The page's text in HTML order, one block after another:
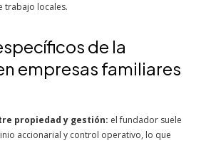
trabajo locales.
de la
empresas familiares
propiedad y gestión: el fundador suele
accionarial y control operativo, lo que